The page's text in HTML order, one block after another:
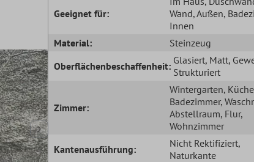
Geeignet für:
Wand, Außen,
Innen
Material:
Steinzeug
Oberflächenbeschaffenheit: Glasiert, Matt,
Strukturiert
Zimmer:
Wintergarten, Küche
Badezimmer,
Abstellraum, Flur,
Wohnzimmer
Kantenausführung:
Nicht Rektifiziert,
Naturkante